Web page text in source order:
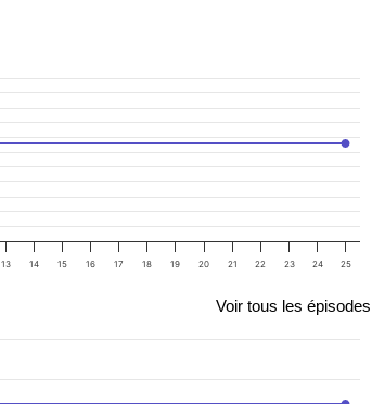
13 14 15 16 17 18 19 20 21 22 23 24 25
Voir tous les épisodes